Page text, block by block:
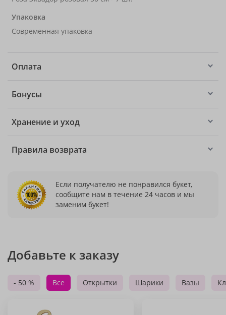
Упаковка
Современная упаковка
Оплата
Бонусы
Хранение и уход
Правила возврата
Если получателю не понравился букет,
сообщите нам в течение 24 часов и мы
заменим букет!
Добавьте к заказу
- 50 % Все Открытки Шарики Вазы